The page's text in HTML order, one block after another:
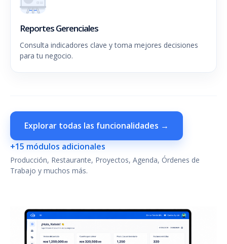
Reportes Gerenciales
Consulta indicadores clave y toma mejores decisiones
para tu negocio.
Explorar todas las funcionalidades →
+15 módulos adicionales
Producción, Restaurante, Proyectos, Agenda, Órdenes de
Trabajo y muchos más.